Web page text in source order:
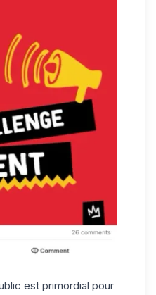
est primordial pour